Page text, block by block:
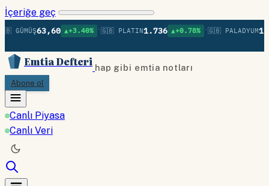
İçeriğe geç
63,60 ▲+3.40% •🇬🇧 PLATIN1.736 ▲+0.78% •🇬🇧 PALADYUM
Emtia Defteri hap gibi emtia notları
Abone ol
Canlı Piyasa
Canlı Veri